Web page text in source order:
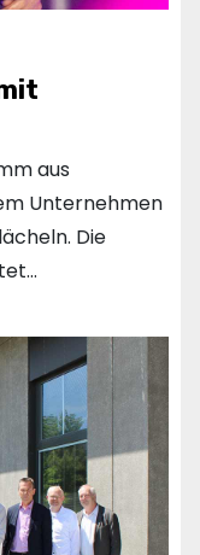
aus
Unternehmen
Die